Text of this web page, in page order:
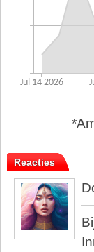
Reacties